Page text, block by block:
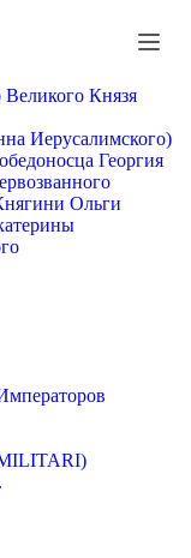
Князя
Иерусалимского)
Георгия
Ольги